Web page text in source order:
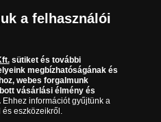
csütörtökig 9.00 és 17.00
és 15.00 óra között)
a felhasználói
sütiket és további
megbízhatóságának és
webes forgalmunk
vásárlási élmény és
Ehhez információt gyűjtünk a
és eszközeikről.